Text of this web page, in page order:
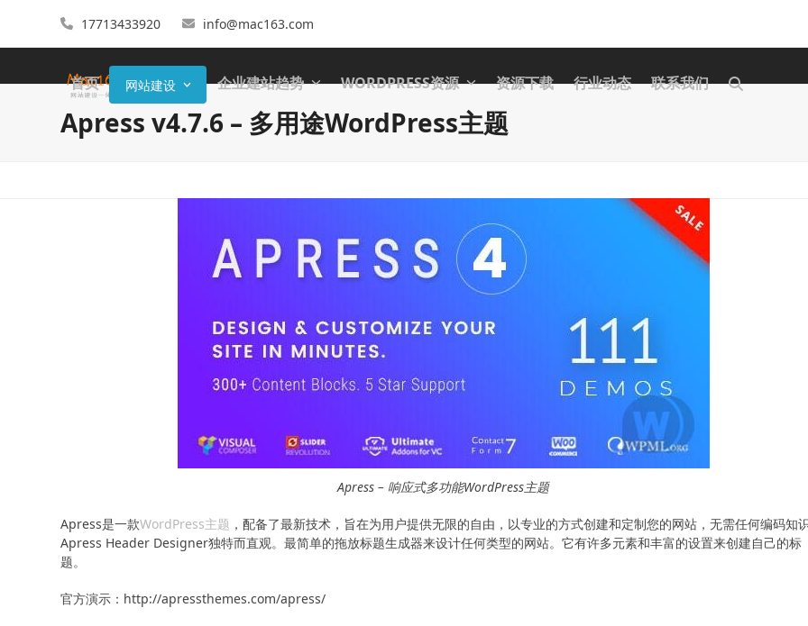
17713433920 info@mac163.com
首页 网站建设 企业建站趋势 WORDPRESS资源 资源下载 行业动态 联系我们
Apress v4.7.6 – 多用途WordPress主题
Apress – 响应式多功能WordPress主题
Apress是一款WordPress主题 ，配备了最新技术，旨在为用户提供无限的自由，以专业的方式创建和定制您的网站，无需任何编码知识
Apress Header Designer独特而直观。最简单的拖放标题生成器来设计任何类型的网站。它有许多元素和丰富的设置来创建自己的标
题。
官方演示：http://apressthemes.com/apress/